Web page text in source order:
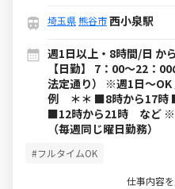
埼玉県熊谷市西小泉駅
週1日以上・8時間/日 から
【日勤】 7：00～22：
法定通り） ※週1日～
例 ＊＊ ■8時から17時
■12時から21時 など ※
（毎週同じ曜日勤務）
#フルタイムOK
仕事内容